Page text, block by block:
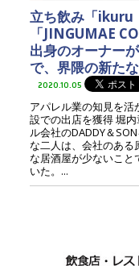
立ち飲み「ikuru
「JINGUMAE
出身のオーナー
で、界隈の新た
2020.10.05
アパレル業の知見を
設での出店を獲得 堀
ル会社のDADDY＆
な二人は、会社のある
な居酒屋が少ないこと
いた。...